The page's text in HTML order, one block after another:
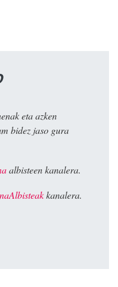
eta azken
bidez jaso gura
albisteen kanalera.
kanalera.